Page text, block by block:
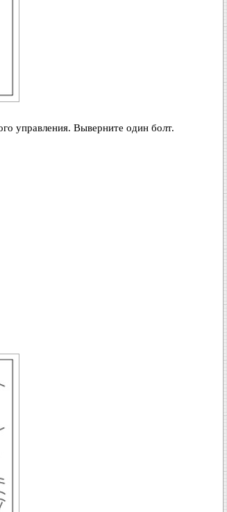
управления. Выверните один болт.